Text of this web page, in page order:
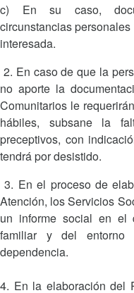
c) En su caso,
circunstancias
interesada.
2. En caso de que la
no aporte la
Comunitarios le
hábiles, subsane la
preceptivos, con
tendrá por desistido.
3. En el proceso de
Atención, los Servicios
un informe social en el
familiar y del
dependencia.
4. En la elaboración del